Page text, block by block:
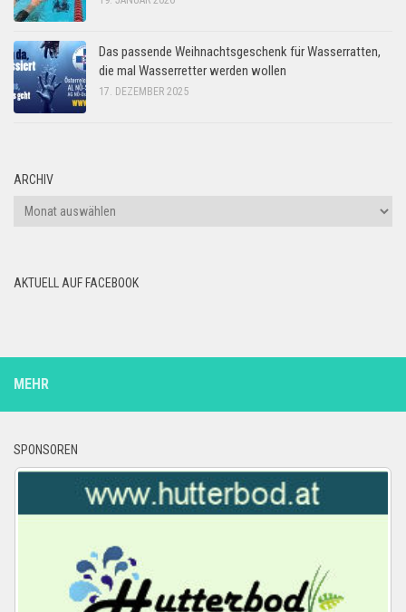
Das passende Weihnachtsgeschenk für Wasserratten,
die mal Wasserretter werden wollen
17. DEZEMBER 2025
ARCHIV
Archiv
AKTUELL AUF FACEBOOK
MEHR
SPONSOREN